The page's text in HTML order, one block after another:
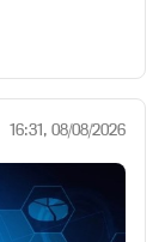
16:31, 08/08/2026